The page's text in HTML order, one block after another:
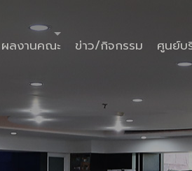
ผลงานคณะ ข่าว/กิจกรรม ศูนย์บ